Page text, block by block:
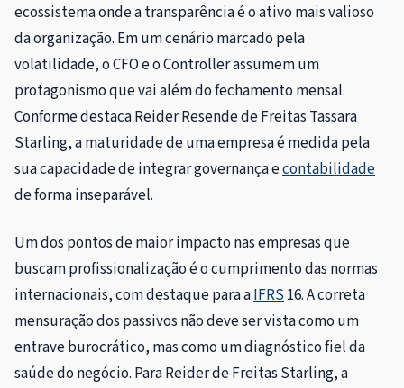
ecossistema onde a transparência é o ativo mais valioso
da organização. Em um cenário marcado pela
volatilidade, o CFO e o Controller assumem um
protagonismo que vai além do fechamento mensal.
Conforme destaca Reider Resende de Freitas Tassara
Starling, a maturidade de uma empresa é medida pela
sua capacidade de integrar governança econtabilidade
de forma inseparável.
Um dos pontos de maior impacto nas empresas que
buscam profissionalização é o cumprimento das normas
internacionais, com destaque para aIFRS16. A correta
mensuração dos passivos não deve ser vista como um
entrave burocrático, mas como um diagnóstico fiel da
saúde do negócio. Para Reider de Freitas Starling, a